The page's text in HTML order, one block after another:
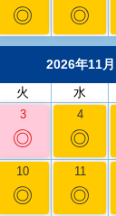
◎ ◎
2026年11月
火 水
3
◎
4
◎
10
◎
11
◎